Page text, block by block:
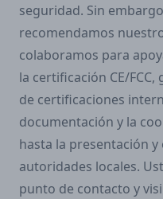
seguridad. Sin
recomendamos
colaboramos para
la certificación CE/
de certificaciones
documentación y la
hasta la presentación
autoridades locales.
punto de contacto y